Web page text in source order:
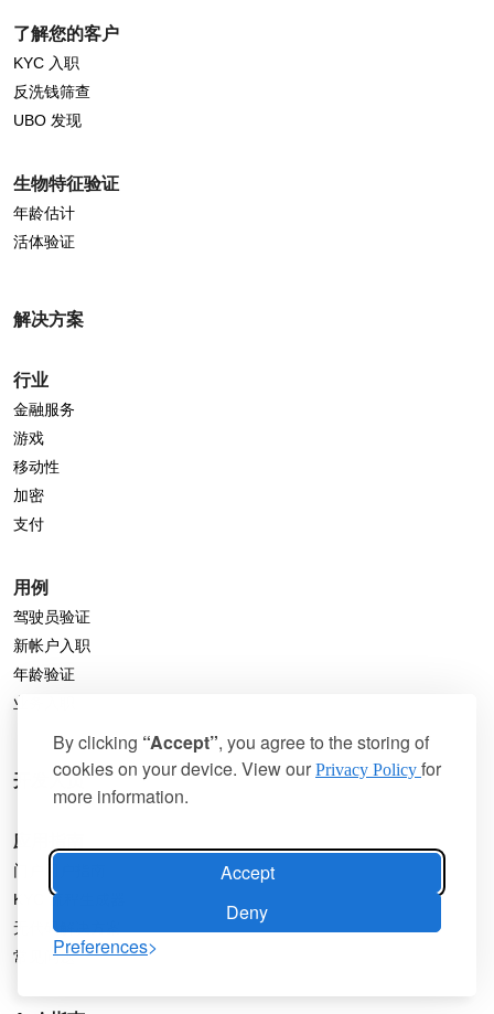
By clicking “Accept”, you agree to the storing of
cookies on your device. View our Privacy Policy for
more information.
Accept
Deny
Preferences
了解您的客户
KYC 入职
反洗钱筛查
UBO 发现
生物特征验证
年龄估计
活体验证
解决方案
行业
金融服务
游戏
移动性
加密
支付
用例
驾驶员验证
新帐户入职
年龄验证
业务入职
开发人员
应用指南
门户用户指南
KYC 流程生成器
无代码解决方案
常见问题